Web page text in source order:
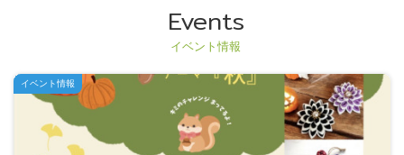
Events
イベント情報
イベント情報